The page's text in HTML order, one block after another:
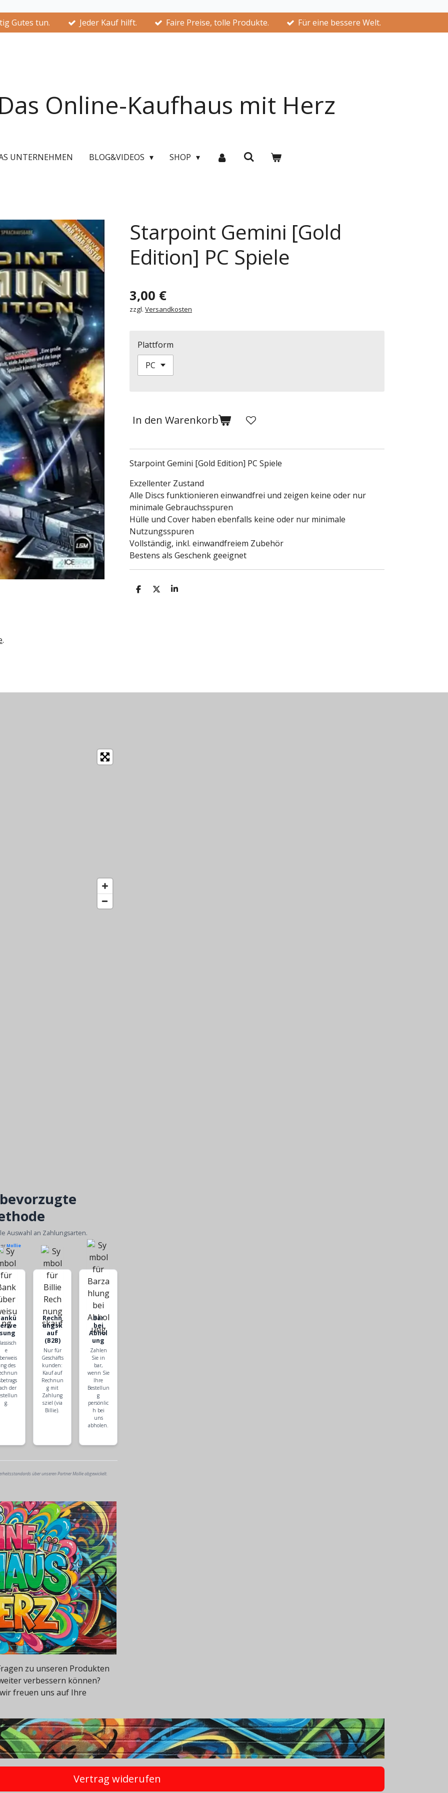
Gutes tun. Jeder Kauf hilft. Faire Preise, tolle Produkte. Für eine bessere Welt.
Das Online-Kaufhaus mit Herz
UNTERNEHMEN BLOG&VIDEOS SHOP
Starpoint Gemini [Gold
Edition] PC Spiele
3,00 €
zzgl. Versandkosten
Plattform
In den Warenkorb
Starpoint Gemini [Gold Edition] PC Spiele
Exzellenter Zustand
Alle Discs funktionieren einwandfrei und zeigen keine oder nur
minimale Gebrauchsspuren
Hülle und Cover haben ebenfalls keine oder nur minimale
Nutzungsspuren
Vollständig, inkl. einwandfreiem Zubehör
Bestens als Geschenk geeignet
T
T
T
.
Auswahl an Zahlungsarten.
Mollie
e
des
der
g.
Rechn
ungsk
auf
(B2B)
Nur für
Geschäfts
kunden:
Kauf auf
Rechnun
g mit
Zahlung
sziel (via
Billie).
Bar
bei
Abhol
ung
Zahlen
Sie in
bar,
wenn Sie
Ihre
Bestellun
g
persönlic
h bei
uns
abholen.
über unseren Partner Mollie abgewickelt.
zu unseren Produkten
verbessern können?
freuen uns auf Ihre
Vertrag widerufen